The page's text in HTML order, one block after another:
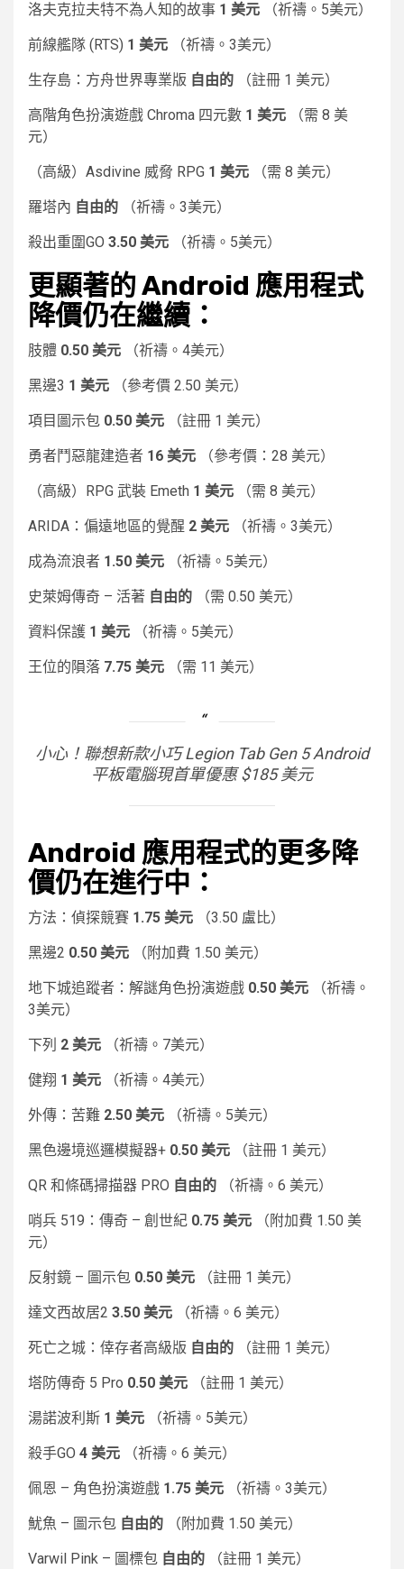
洛夫克拉夫特不為人知的故事 1 美元 （祈禱。5美元）
前線艦隊 (RTS) 1 美元 （祈禱。3美元）
生存島：方舟世界專業版 自由的 （註冊 1 美元）
高階角色扮演遊戲 Chroma 四元數 1 美元 （需 8 美
元）
（高級）Asdivine 威脅 RPG 1 美元 （需 8 美元）
羅塔內 自由的 （祈禱。3美元）
殺出重圍GO 3.50 美元 （祈禱。5美元）
更顯著的 Android 應用程式
降價仍在繼續：
肢體 0.50 美元 （祈禱。4美元）
黑邊3 1 美元 （參考價 2.50 美元）
項目圖示包 0.50 美元 （註冊 1 美元）
勇者鬥惡龍建造者 16 美元 （參考價：28 美元）
（高級）RPG 武裝 Emeth 1 美元 （需 8 美元）
ARIDA：偏遠地區的覺醒 2 美元 （祈禱。3美元）
成為流浪者 1.50 美元 （祈禱。5美元）
史萊姆傳奇 – 活著 自由的 （需 0.50 美元）
資料保護 1 美元 （祈禱。5美元）
王位的隕落 7.75 美元 （需 11 美元）
小心！聯想新款小巧 Legion Tab Gen 5 Android
平板電腦現首單優惠 $185 美元
Android 應用程式的更多降
價仍在進行中：
方法：偵探競賽 1.75 美元 （3.50 盧比）
黑邊2 0.50 美元 （附加費 1.50 美元）
地下城追蹤者：解謎角色扮演遊戲 0.50 美元 （祈禱。
3美元）
下列 2 美元 （祈禱。7美元）
健翔 1 美元 （祈禱。4美元）
外傳：苦難 2.50 美元 （祈禱。5美元）
黑色邊境巡邏模擬器+ 0.50 美元 （註冊 1 美元）
QR 和條碼掃描器 PRO 自由的 （祈禱。6 美元）
哨兵 519：傳奇 – 創世紀 0.75 美元 （附加費 1.50 美
元）
反射鏡 – 圖示包 0.50 美元 （註冊 1 美元）
達文西故居2 3.50 美元 （祈禱。6 美元）
死亡之城：倖存者高級版 自由的 （註冊 1 美元）
塔防傳奇 5 Pro 0.50 美元 （註冊 1 美元）
湯諾波利斯 1 美元 （祈禱。5美元）
殺手GO 4 美元 （祈禱。6 美元）
佩恩 – 角色扮演遊戲 1.75 美元 （祈禱。3美元）
魷魚 – 圖示包 自由的 （附加費 1.50 美元）
Varwil Pink – 圖標包 自由的 （註冊 1 美元）